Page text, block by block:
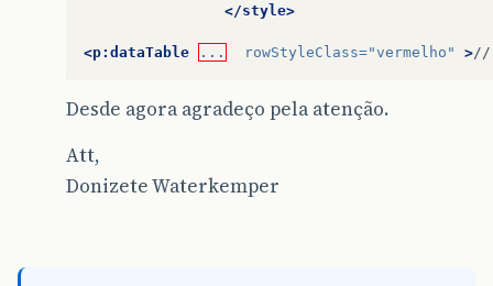
</style>
<p:dataTable ... rowStyleClass="vermelho" >//
Desde agora agradeço pela atenção.
Att,
Donizete Waterkemper